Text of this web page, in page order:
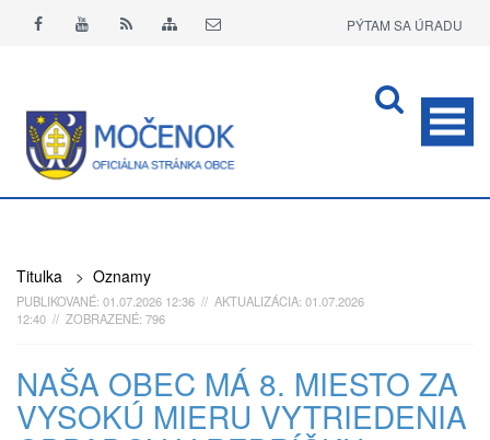
PÝTAM SA ÚRADU
Titulka > Oznamy
PUBLIKOVANÉ: 01.07.2026 12:36 // AKTUALIZÁCIA: 01.07.2026
12:40 // ZOBRAZENÉ: 796
NAŠA OBEC MÁ 8. MIESTO ZA
VYSOKÚ MIERU VYTRIEDENIA